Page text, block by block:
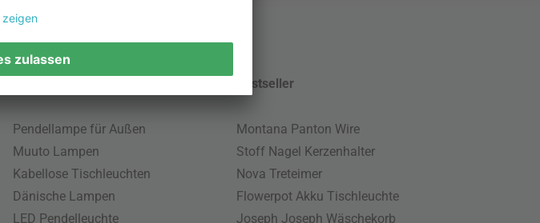
Pendellampe für Außen
Muuto Lampen
Kabellose Tischleuchten
Dänische Lampen
LED Pendelleuchte
Bestseller
Montana Panton Wire
Stoff Nagel Kerzenhalter
Nova Treteimer
Flowerpot Akku Tischleuchte
Joseph Joseph Wäschekorb